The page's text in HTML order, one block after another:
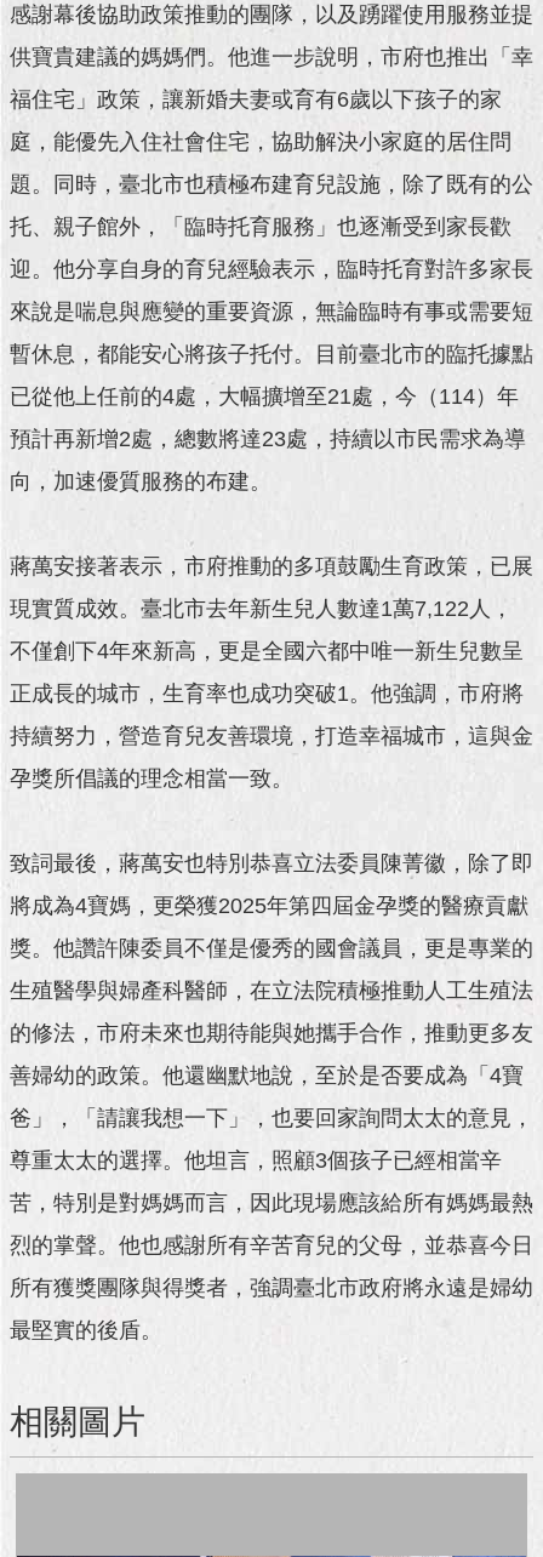
活
動
主
館
回
首
頁
網
站
導
覽
English
問
答
時
新
聞
澄
詞
台
通
陳
情
統
民
參
與
專
旅
遊
網
感謝幕後協助政策推動的團隊，以及踴躍使用服務並提
供寶貴建議的媽媽們。他進一步說明，市府也推出「幸
福住宅」政策，讓新婚夫妻或育有6歲以下孩子的家
庭，能優先入住社會住宅，協助解決小家庭的居住問
題。同時，臺北市也積極布建育兒設施，除了既有的公
托、親子館外，「臨時托育服務」也逐漸受到家長歡
迎。他分享自身的育兒經驗表示，臨時托育對許多家長
來說是喘息與應變的重要資源，無論臨時有事或需要短
暫休息，都能安心將孩子托付。目前臺北市的臨托據點
已從他上任前的4處，大幅擴增至21處，今（114）年
預計再新增2處，總數將達23處，持續以市民需求為導
向，加速優質服務的布建。
蔣萬安接著表示，市府推動的多項鼓勵生育政策，已展
現實質成效。臺北市去年新生兒人數達1萬7,122人，
不僅創下4年來新高，更是全國六都中唯一新生兒數呈
正成長的城市，生育率也成功突破1。他強調，市府將
持續努力，營造育兒友善環境，打造幸福城市，這與金
孕獎所倡議的理念相當一致。
致詞最後，蔣萬安也特別恭喜立法委員陳菁徽，除了即
將成為4寶媽，更榮獲2025年第四屆金孕獎的醫療貢獻
獎。他讚許陳委員不僅是優秀的國會議員，更是專業的
生殖醫學與婦產科醫師，在立法院積極推動人工生殖法
的修法，市府未來也期待能與她攜手合作，推動更多友
善婦幼的政策。他還幽默地說，至於是否要成為「4寶
爸」，「請讓我想一下」，也要回家詢問太太的意見，
尊重太太的選擇。他坦言，照顧3個孩子已經相當辛
苦，特別是對媽媽而言，因此現場應該給所有媽媽最熱
烈的掌聲。他也感謝所有辛苦育兒的父母，並恭喜今日
所有獲獎團隊與得獎者，強調臺北市政府將永遠是婦幼
最堅實的後盾。
相關圖片